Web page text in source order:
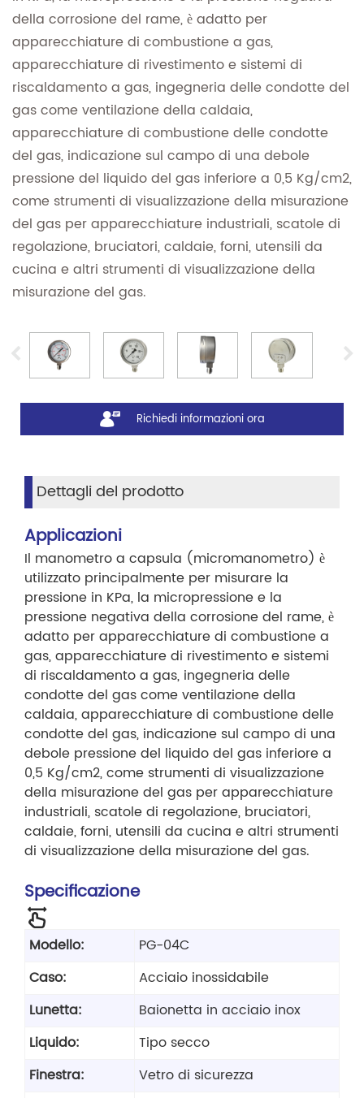
della corrosione del rame, è adatto per
apparecchiature di combustione a gas,
apparecchiature di rivestimento e sistemi di
riscaldamento a gas, ingegneria delle condotte del
gas come ventilazione della caldaia,
apparecchiature di combustione delle condotte
del gas, indicazione sul campo di una debole
pressione del liquido del gas inferiore a 0,5 Kg/cm2,
come strumenti di visualizzazione della misurazione
del gas per apparecchiature industriali, scatole di
regolazione, bruciatori, caldaie, forni, utensili da
cucina e altri strumenti di visualizzazione della
misurazione del gas.
Richiedi informazioni ora
Dettagli del prodotto
Applicazioni
Il manometro a capsula (micromanometro) è
utilizzato principalmente per misurare la
pressione in KPa, la micropressione e la
pressione negativa della corrosione del rame, è
adatto per apparecchiature di combustione a
gas, apparecchiature di rivestimento e sistemi
di riscaldamento a gas, ingegneria delle
condotte del gas come ventilazione della
caldaia, apparecchiature di combustione delle
condotte del gas, indicazione sul campo di una
debole pressione del liquido del gas inferiore a
0,5 Kg/cm2, come strumenti di visualizzazione
della misurazione del gas per apparecchiature
industriali, scatole di regolazione, bruciatori,
caldaie, forni, utensili da cucina e altri strumenti
di visualizzazione della misurazione del gas.
Specificazione
Modello:
PG-04C
Caso:
Acciaio inossidabile
Lunetta:
Baionetta in acciaio inox
Liquido:
Tipo secco
Finestra:
Vetro di sicurezza